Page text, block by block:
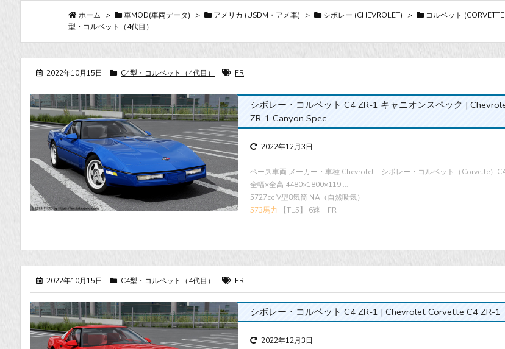
ホーム > 車MOD(車両データ) > アメリカ (USDM・アメ車) > シボレー (CHEVROLET) > コルベット
型・コルベット（4代目）
2022年10月15日 C4型・コルベット（4代目） FR
シボレー・コルベット C4 ZR-1 キャニオンスペック |
ZR-1 Canyon Spec
2022年12月3日
ベース車両 メーカー・車種 Chevrolet シボレー・コルベット（Corvette）
全幅×全高 4480×1800×119 ...
5727cc V型8気筒 NA（自然吸気）
573馬力 【TL5】 6速 FR
2022年10月15日 C4型・コルベット（4代目） FR
シボレー・コルベット C4 ZR-1 | Chevrolet Corvette C4 ZR-1
2022年12月3日